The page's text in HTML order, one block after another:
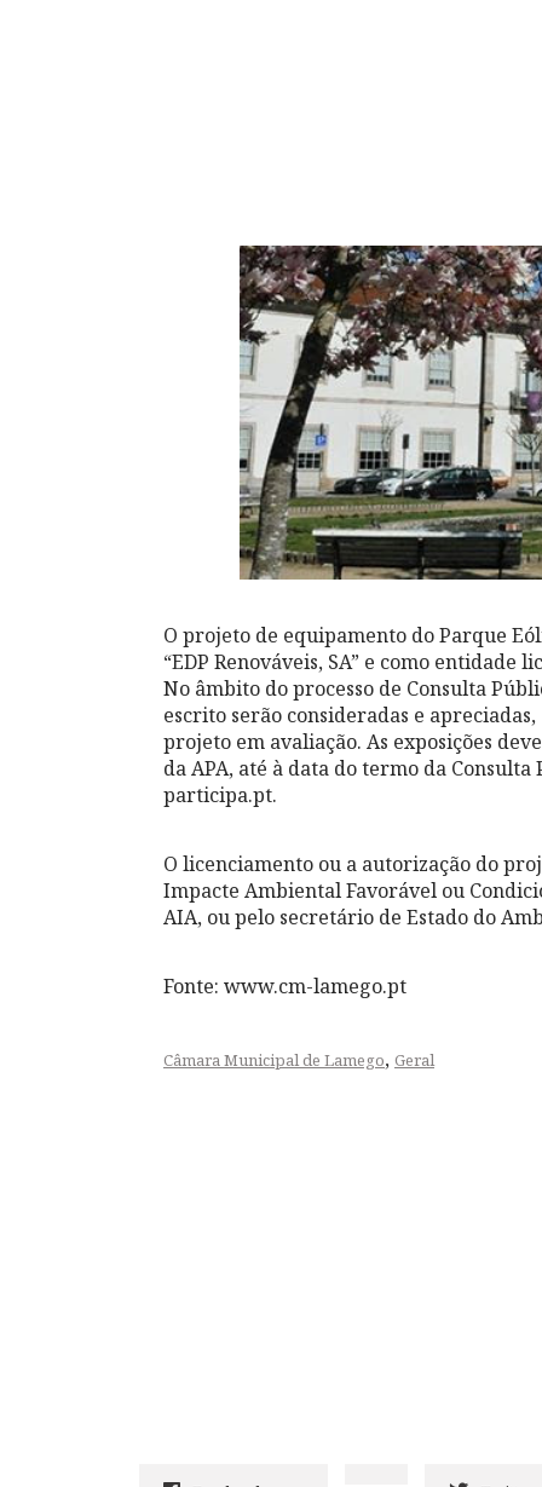
O projeto de equipamento do Parque
“EDP Renováveis, SA” e como
No âmbito do processo de Consulta
escrito serão consideradas e
projeto em avaliação. As exposições
da APA, até à data do termo da
participa.pt.
O licenciamento ou a autorização do
Impacte Ambiental Favorável ou
AIA, ou pelo secretário de Estado do
Fonte: www.cm-lamego.pt
Câmara Municipal de Lamego, Geral